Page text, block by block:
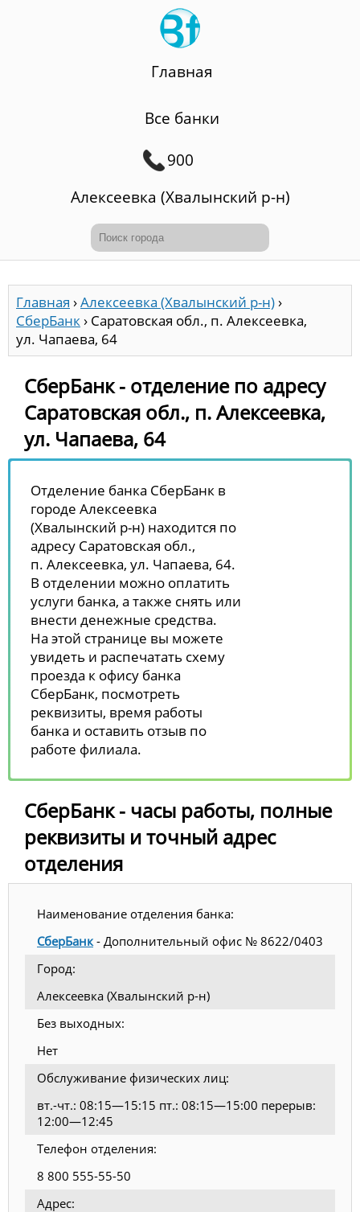
Главная
Все банки
900
Алексеевка (Хвалынский р-н)
Главная ›Алексеевка (Хвалынский р-н)›
СберБанк› Саратовская обл., п. Алексеевка,
ул. Чапаева, 64
СберБанк - отделение по адресу
Саратовская обл., п. Алексеевка,
ул. Чапаева, 64
Отделение банка СберБанк в
городе Алексеевка
(Хвалынский р-н) находится по
адресу Саратовская обл.,
п. Алексеевка, ул. Чапаева, 64.
В отделении можно оплатить
услуги банка, а также снять или
внести денежные средства.
На этой странице вы можете
увидеть и распечатать схему
проезда к офису банка
СберБанк, посмотреть
реквизиты, время работы
банка и оставить отзыв по
работе филиала.
СберБанк - часы работы, полные
реквизиты и точный адрес
отделения
Наименование отделения банка:
СберБанк - Дополнительный офис № 8622/0403
Город:
Алексеевка (Хвалынский р-н)
Без выходных:
Нет
Обслуживание физических лиц:
вт.-чт.: 08:15—15:15 пт.: 08:15—15:00 перерыв:
12:00—12:45
Телефон отделения:
8 800 555-55-50
Адрес: